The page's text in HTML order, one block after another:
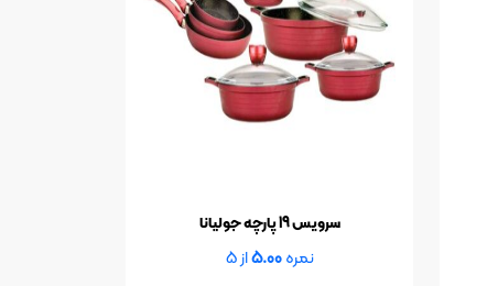
سرویس 19 پارچه جولیانا
نمره5.00از 5